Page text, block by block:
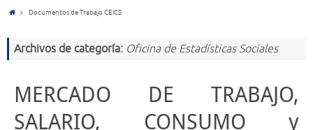
Documentos de Trabajo CEICS
Archivos de categoría: Oficina de Estadísticas Sociales
MERCADO DE TRABAJO,
SALARIO, CONSUMO y